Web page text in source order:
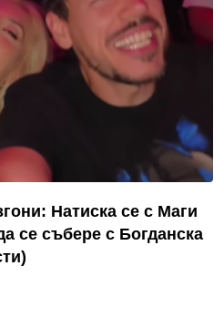
Натиска се с Маги
се събере с Богданска